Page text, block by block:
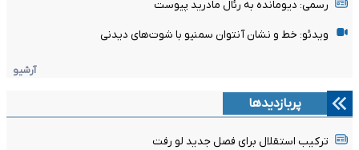
رسمی: دیومانده به رئال مادرید پیوست
ویدئو: خط و نشان آنتوان سمنیو با شوت‌های دیدنی
آرشیو
پربازدیدها
ترکیب استقلال برای فصل جدید لو رفت